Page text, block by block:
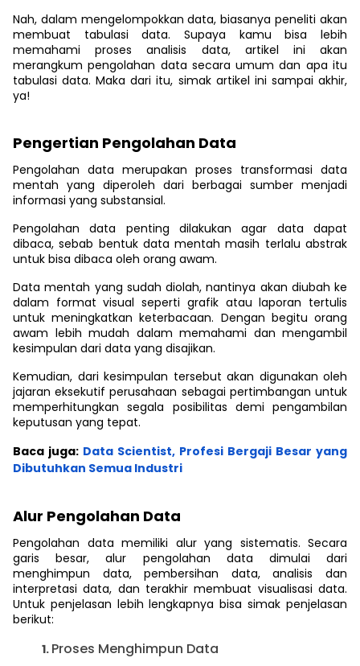
Nah, dalam mengelompokkan data, biasanya peneliti akan
membuat tabulasi data. Supaya kamu bisa lebih
memahami proses analisis data, artikel ini akan
merangkum pengolahan data secara umum dan apa itu
tabulasi data. Maka dari itu, simak artikel ini sampai akhir,
ya!
Pengertian Pengolahan Data
Pengolahan data merupakan proses transformasi data
mentah yang diperoleh dari berbagai sumber menjadi
informasi yang substansial.
Pengolahan data penting dilakukan agar data dapat
dibaca, sebab bentuk data mentah masih terlalu abstrak
untuk bisa dibaca oleh orang awam.
Data mentah yang sudah diolah, nantinya akan diubah ke
dalam format visual seperti grafik atau laporan tertulis
untuk meningkatkan keterbacaan. Dengan begitu orang
awam lebih mudah dalam memahami dan mengambil
kesimpulan dari data yang disajikan.
Kemudian, dari kesimpulan tersebut akan digunakan oleh
jajaran eksekutif perusahaan sebagai pertimbangan untuk
memperhitungkan segala posibilitas demi pengambilan
keputusan yang tepat.
Baca juga: Data Scientist, Profesi Bergaji Besar yang
Dibutuhkan Semua Industri
Alur Pengolahan Data
Pengolahan data memiliki alur yang sistematis. Secara
garis besar, alur pengolahan data dimulai dari
menghimpun data, pembersihan data, analisis dan
interpretasi data, dan terakhir membuat visualisasi data.
Untuk penjelasan lebih lengkapnya bisa simak penjelasan
berikut:
Proses Menghimpun Data